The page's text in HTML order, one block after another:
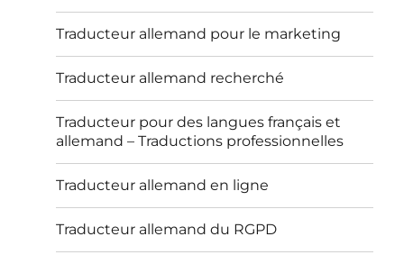
Traducteur allemand pour le marketing
Traducteur allemand recherché
Traducteur pour des langues français et
allemand – Traductions professionnelles
Traducteur allemand en ligne
Traducteur allemand du RGPD